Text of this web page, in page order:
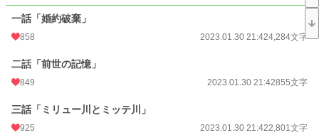
ムーンライトノベルズBL、日間ランキン1位。アルファポリス、BLランキング1
位、HOTランキング4位に入った作品です。
※第9回ＢＬ小説大賞で奨励賞を受賞しました。応援してくださった皆様のおか
げですありがとうございます。m(_ _)m
※後日譚追加いたしました。2025年1月24日
一話「婚約破棄」
858 2023.01.30 21:424,284文字
二話「前世の記憶」
849 2023.01.30 21:42855文字
三話「ミリュー川とミッテ川」
925 2023.01.30 21:422,801文字